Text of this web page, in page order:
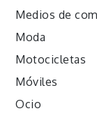
Medios de
Moda
Motocicletas
Móviles
Ocio